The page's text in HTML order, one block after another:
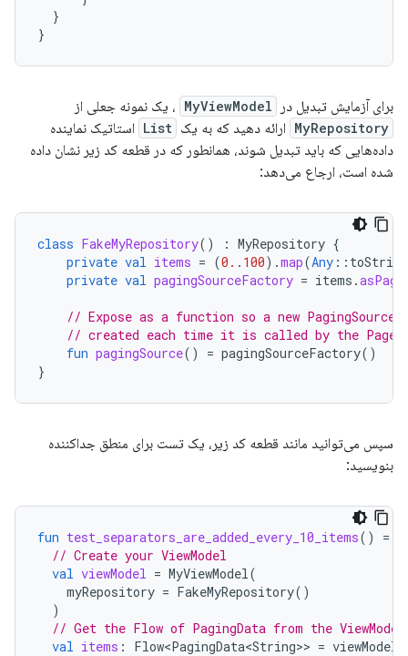
}
}
برای آزمایش تبدیل در MyViewModel ، یک نمونه جعلی از
MyRepository ارائه دهید که به یک List استاتیک نماینده
داده‌هایی که باید تبدیل شوند، همانطور که در قطعه کد زیر نشان داده
شده است، ارجاع می‌دهد:
class FakeMyRepository() : MyRepository {
private val items = (0. . 100).map(Any :: toString
private val pagingSourceFactory = items .
// Expose as a function so a new PagingSource
// created each time it is called by the Pager
fun pagingSource() = pagingSourceFactory()
}
سپس می‌توانید مانند قطعه کد زیر، یک تست برای منطق جداکننده
بنویسید:
fun test_separators_are_added_every_10_items() =
// Create your ViewModel
val viewModel = MyViewModel(
myRepository = FakeMyRepository()
)
// Get the Flow of PagingData from the
val items : Flow<PagingData<String>> = viewModel